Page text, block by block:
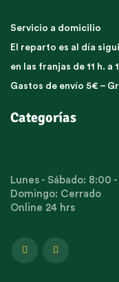
Servicio a domicilio
El reparto es al día
en las franjas de 11 h. a
Gastos de envío 5€ –
Categorías
Lunes - Sábado: 8:00
Domingo: Cerrado
Online 24 hrs